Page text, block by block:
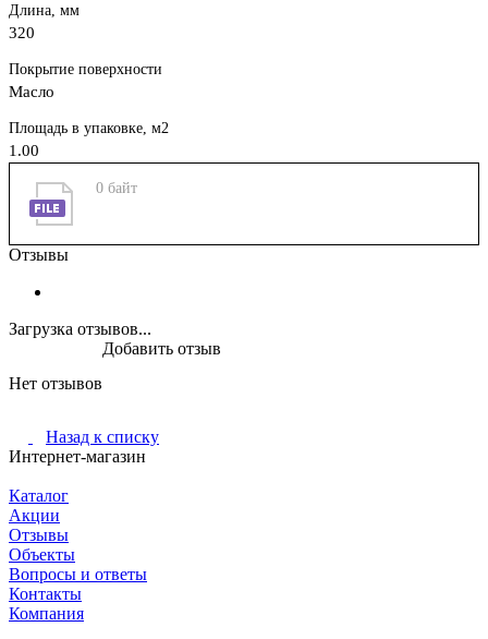
Длина, мм
320
Покрытие поверхности
Масло
Площадь в упаковке, м2
1.00
0 байт
Отзывы
Загрузка отзывов...
Нет отзывов
Добавить отзыв
Назад к списку
Интернет-магазин
Каталог
Акции
Отзывы
Объекты
Вопросы и ответы
Контакты
Компания